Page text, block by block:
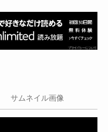
サムネイル画像